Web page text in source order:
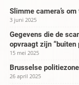
Slimme camera’s
3 juni 2025
Gegevens die de
opvraagt zijn “buiten
15 mei 2025
Brusselse
26 april 2025